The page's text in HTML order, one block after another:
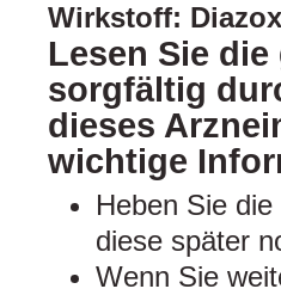
Wirkstoff:
Lesen Sie
sorgfältig
dieses
wichtige
Heben Sie
diese später
Wenn Sie